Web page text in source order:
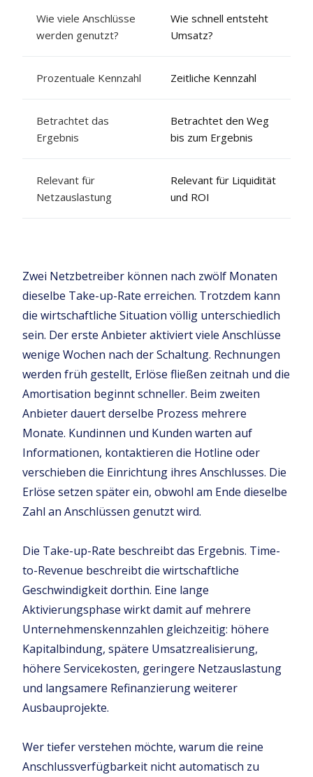
Wie viele Anschlüsse
werden genutzt?
Wie schnell entsteht
Umsatz?
Prozentuale Kennzahl Zeitliche Kennzahl
Betrachtet das
Ergebnis
Betrachtet den Weg
bis zum Ergebnis
Relevant für
Netzauslastung
Relevant für Liquidität
und ROI
Zwei Netzbetreiber können nach zwölf Monaten
dieselbe Take-up-Rate erreichen. Trotzdem kann
die wirtschaftliche Situation völlig unterschiedlich
sein. Der erste Anbieter aktiviert viele Anschlüsse
wenige Wochen nach der Schaltung. Rechnungen
werden früh gestellt, Erlöse fließen zeitnah und die
Amortisation beginnt schneller. Beim zweiten
Anbieter dauert derselbe Prozess mehrere
Monate. Kundinnen und Kunden warten auf
Informationen, kontaktieren die Hotline oder
verschieben die Einrichtung ihres Anschlusses. Die
Erlöse setzen später ein, obwohl am Ende dieselbe
Zahl an Anschlüssen genutzt wird.
Die Take-up-Rate beschreibt das Ergebnis. Time-
to-Revenue beschreibt die wirtschaftliche
Geschwindigkeit dorthin. Eine lange
Aktivierungsphase wirkt damit auf mehrere
Unternehmenskennzahlen gleichzeitig: höhere
Kapitalbindung, spätere Umsatzrealisierung,
höhere Servicekosten, geringere Netzauslastung
und langsamere Refinanzierung weiterer
Ausbauprojekte.
Wer tiefer verstehen möchte, warum die reine
Anschlussverfügbarkeit nicht automatisch zu